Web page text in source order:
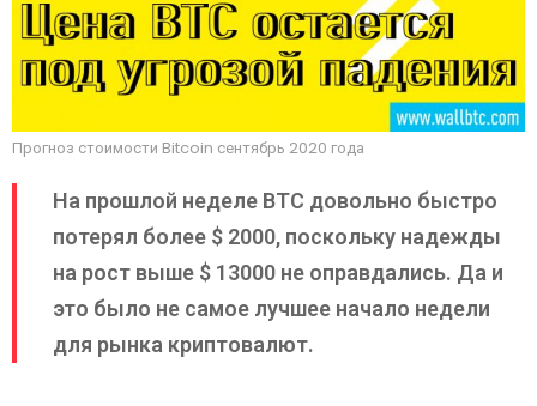
Прогноз стоимости Bitcoin сентябрь 2020 года
На прошлой неделе ВТС довольно быстро
потерял более $ 2000, поскольку надежды
на рост выше $ 13000 не оправдались. Да и
это было не самое лучшее начало недели
для рынка криптовалют.